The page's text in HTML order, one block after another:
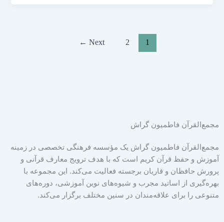
1
2
Next
←
مجمع‌القرآن فاطمیون گراش
مجمع‌القرآن فاطمیون گراش یک مؤسسه فرهنگی تخصصی در زمینه
آموزش و حفظ قرآن کریم است که با هدف ترویج معارف قرآنی و
پرورش حافظان و قاریان برجسته فعالیت می‌کند. این مجموعه با
بهره‌گیری از اساتید مجرب و شیوه‌های نوین آموزشی، دوره‌های
متنوعی را برای علاقه‌مندان در سنین مختلف برگزار می‌کند.